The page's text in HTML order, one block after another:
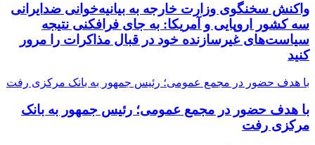
واکنش سخنگوی وزارت خارجه به بیانیه‌خوانی ضدایرانی
سه کشور اروپایی و آمریکا: به جای فرافکنی نتیجه
سیاست‌های غیرسازنده خود در قبال مذاکرات را مرور
کنید
با هدف حضور در مجمع عمومی؛ رئیس جمهور به بانک مرکزی رفت
با هدف حضور در مجمع عمومی؛ رئیس جمهور به بانک
مرکزی رفت